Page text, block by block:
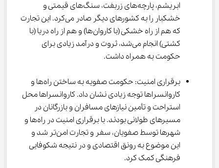
ابریشم، پارچه‌های زربفت، سنگ‌های قیمتی و
خشکبار را به کشورهای دیگر صادر می‌کرد. این تجارت
که هم از راه خشکی (با کاروان‌ها) و هم از راه دریا (با
کشتی) انجام می‌شد، ثروت و درآمد زیادی برای
حکومت به همراه داشت.
برقراری امنیت: حکومت صفویه به ساختن راه‌ها و
کاروانسراها توجه زیادی نشان داد. کاروانسراها محل
استراحت و تأمین نیازهای مسافران و بازرگانان در
مسیرهای طولانی بودند. با برقراری امنیت در راه‌ها و
شهرها توسط صفویان، سفر و تجارت امن‌تر شد و
این موضوع به رونق اقتصادی و در نتیجه شکوفایی
فرهنگی کمک کرد.